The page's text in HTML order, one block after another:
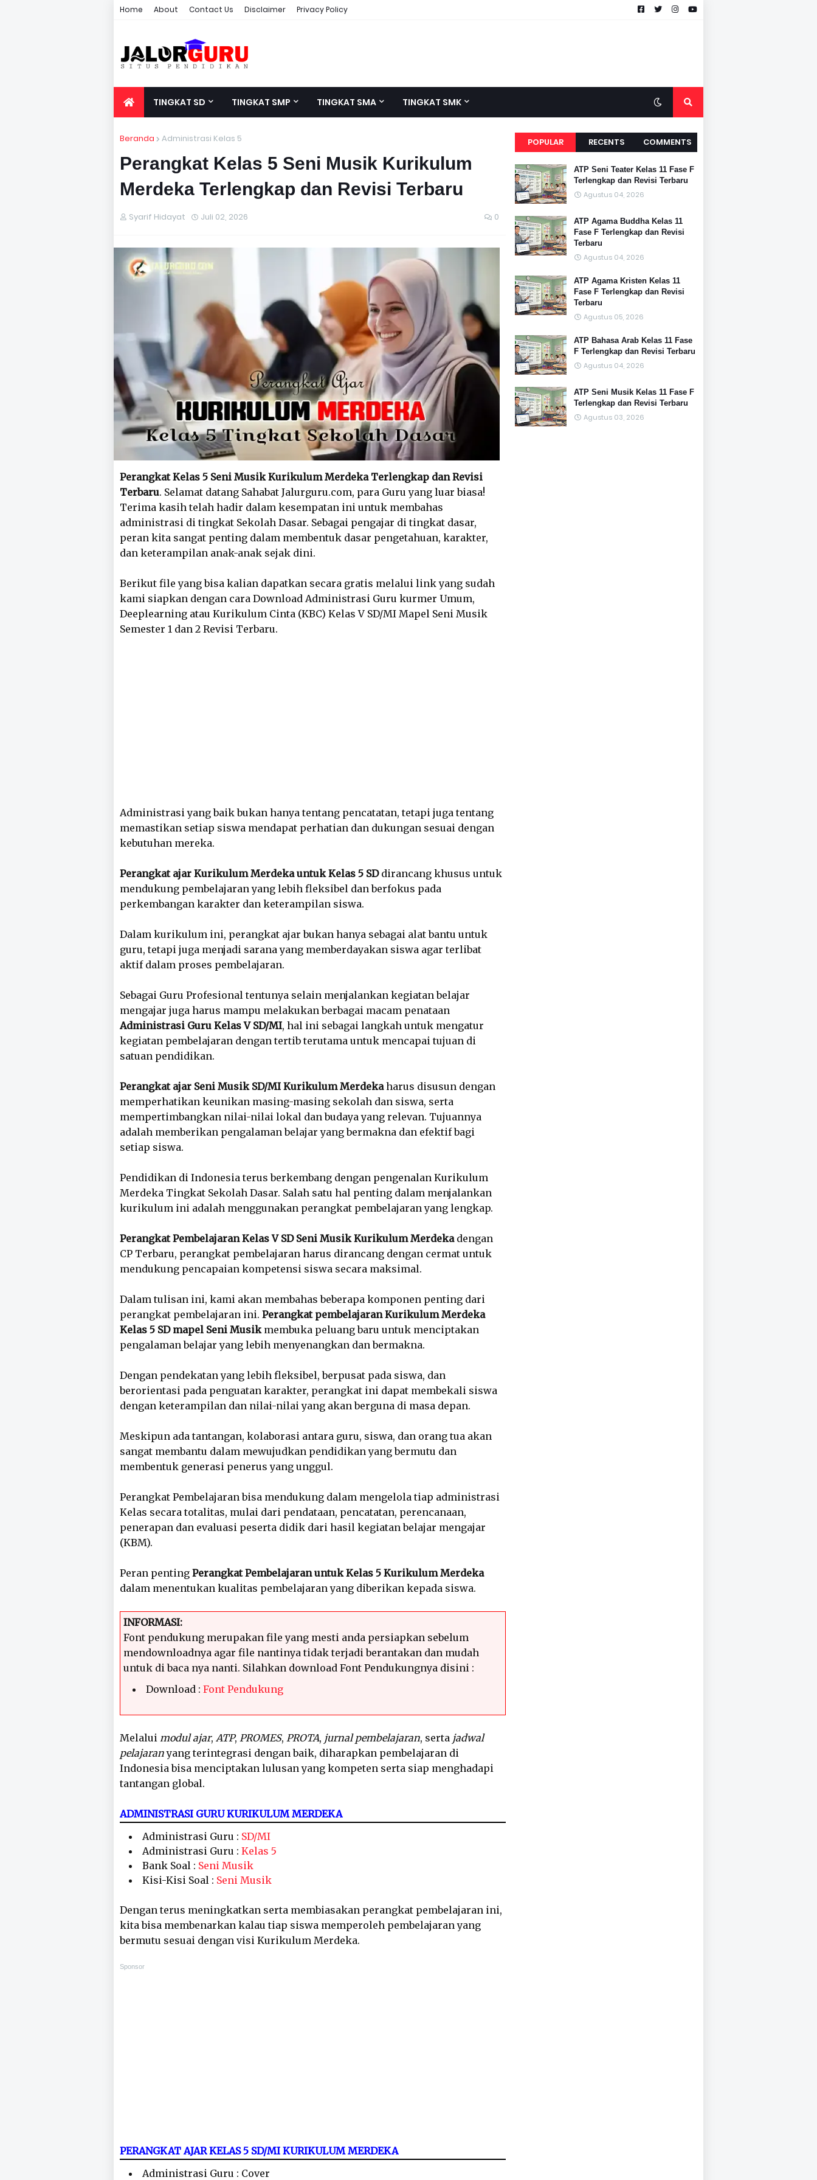
Home About Contact Us Disclaimer Privacy Policy
TINGKAT SD TINGKAT SMP TINGKAT SMA TINGKAT SMK
Beranda Administrasi Kelas 5
Perangkat Kelas 5 Seni Musik Kurikulum
Merdeka Terlengkap dan Revisi Terbaru
Syarif Hidayat Juli 02, 2026 0
Perangkat Kelas 5 Seni Musik Kurikulum Merdeka Terlengkap dan Revisi
Terbaru. Selamat datang Sahabat Jalurguru.com, para Guru yang luar biasa!
Terima kasih telah hadir dalam kesempatan ini untuk membahas
administrasi di tingkat Sekolah Dasar. Sebagai pengajar di tingkat dasar,
peran kita sangat penting dalam membentuk dasar pengetahuan, karakter,
dan keterampilan anak-anak sejak dini.
Berikut file yang bisa kalian dapatkan secara gratis melalui link yang sudah
kami siapkan dengan cara Download Administrasi Guru kurmer Umum,
Deeplearning atau Kurikulum Cinta (KBC) Kelas V SD/MI Mapel Seni Musik
Semester 1 dan 2 Revisi Terbaru.
Administrasi yang baik bukan hanya tentang pencatatan, tetapi juga tentang
memastikan setiap siswa mendapat perhatian dan dukungan sesuai dengan
kebutuhan mereka.
Perangkat ajar Kurikulum Merdeka untuk Kelas 5 SDdirancang khusus untuk
mendukung pembelajaran yang lebih fleksibel dan berfokus pada
perkembangan karakter dan keterampilan siswa.
Dalam kurikulum ini, perangkat ajar bukan hanya sebagai alat bantu untuk
guru, tetapi juga menjadi sarana yang memberdayakan siswa agar terlibat
aktif dalam proses pembelajaran.
Sebagai Guru Profesional tentunya selain menjalankan kegiatan belajar
mengajar juga harus mampu melakukan berbagai macam penataan
Administrasi Guru Kelas V SD/MI, hal ini sebagai langkah untuk mengatur
kegiatan pembelajaran dengan tertib terutama untuk mencapai tujuan di
satuan pendidikan.
Perangkat ajar Seni Musik SD/MI Kurikulum Merdekaharus disusun dengan
memperhatikan keunikan masing-masing sekolah dan siswa, serta
mempertimbangkan nilai-nilai lokal dan budaya yang relevan. Tujuannya
adalah memberikan pengalaman belajar yang bermakna dan efektif bagi
setiap siswa.
Pendidikan di Indonesia terus berkembang dengan pengenalan Kurikulum
Merdeka Tingkat Sekolah Dasar. Salah satu hal penting dalam menjalankan
kurikulum ini adalah menggunakan perangkat pembelajaran yang lengkap.
Perangkat Pembelajaran Kelas V SD Seni Musik Kurikulum Merdekadengan
CP Terbaru, perangkat pembelajaran harus dirancang dengan cermat untuk
mendukung pencapaian kompetensi siswa secara maksimal.
Dalam tulisan ini, kami akan membahas beberapa komponen penting dari
perangkat pembelajaran ini. Perangkat pembelajaran Kurikulum Merdeka
Kelas 5 SD mapel Seni Musikmembuka peluang baru untuk menciptakan
pengalaman belajar yang lebih menyenangkan dan bermakna.
Dengan pendekatan yang lebih fleksibel, berpusat pada siswa, dan
berorientasi pada penguatan karakter, perangkat ini dapat membekali siswa
dengan keterampilan dan nilai-nilai yang akan berguna di masa depan.
Meskipun ada tantangan, kolaborasi antara guru, siswa, dan orang tua akan
sangat membantu dalam mewujudkan pendidikan yang bermutu dan
membentuk generasi penerus yang unggul.
Perangkat Pembelajaran bisa mendukung dalam mengelola tiap administrasi
Kelas secara totalitas, mulai dari pendataan, pencatatan, perencanaan,
penerapan dan evaluasi peserta didik dari hasil kegiatan belajar mengajar
(KBM).
Peran penting Perangkat Pembelajaran untuk Kelas 5 Kurikulum Merdeka
dalam menentukan kualitas pembelajaran yang diberikan kepada siswa.
INFORMASI:
Font pendukung merupakan file yang mesti anda persiapkan sebelum
mendownloadnya agar file nantinya tidak terjadi berantakan dan mudah
untuk di baca nya nanti. Silahkan download Font Pendukungnya disini :
Download : Font Pendukung
Melalui modul ajar, ATP, PROMES, PROTA, jurnal pembelajaran, serta jadwal
pelajaranyang terintegrasi dengan baik, diharapkan pembelajaran di
Indonesia bisa menciptakan lulusan yang kompeten serta siap menghadapi
tantangan global.
ADMINISTRASI GURU KURIKULUM MERDEKA
Administrasi Guru : SD/MI
Administrasi Guru : Kelas 5
Bank Soal : Seni Musik
Kisi-Kisi Soal : Seni Musik
Dengan terus meningkatkan serta membiasakan perangkat pembelajaran ini,
kita bisa membenarkan kalau tiap siswa memperoleh pembelajaran yang
bermutu sesuai dengan visi Kurikulum Merdeka.
Sponsor
PERANGKAT AJAR KELAS 5 SD/MI KURIKULUM MERDEKA
Administrasi Guru : Cover
POPULAR RECENTS COMMENTS
ATP Seni Teater Kelas 11 Fase F
Terlengkap dan Revisi Terbaru
Agustus 04, 2026
ATP Agama Buddha Kelas 11
Fase F Terlengkap dan Revisi
Terbaru
Agustus 04, 2026
ATP Agama Kristen Kelas 11
Fase F Terlengkap dan Revisi
Terbaru
Agustus 05, 2026
ATP Bahasa Arab Kelas 11 Fase
F Terlengkap dan Revisi Terbaru
Agustus 04, 2026
ATP Seni Musik Kelas 11 Fase F
Terlengkap dan Revisi Terbaru
Agustus 03, 2026